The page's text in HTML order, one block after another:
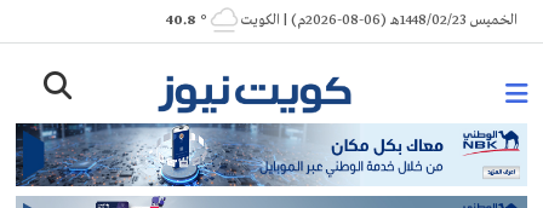
Skip
to
الخميس 1448/02/23هـ (06-08-2026م) | الكويت ° 40.8